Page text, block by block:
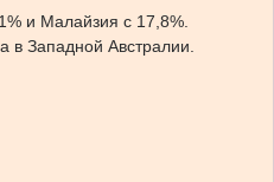
и Малайзия с 17,8%.
в Западной Австралии.